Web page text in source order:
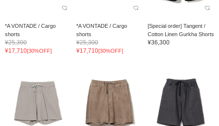
*A VONTADE / Cargo
shorts
¥25,300
¥17,710[30%OFF]
*A VONTADE / Cargo
shorts
¥25,300
¥17,710[30%OFF]
[Special order] Tangent /
Cotton Linen Gurkha Shorts
¥36,300